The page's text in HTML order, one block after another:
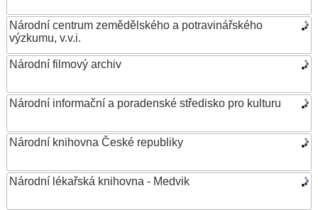
Národní centrum zemědělského a potravinářského
výzkumu, v.v.i.
Národní filmový archiv
Národní informační a poradenské středisko pro kulturu
Národní knihovna České republiky
Národní lékařská knihovna - Medvik